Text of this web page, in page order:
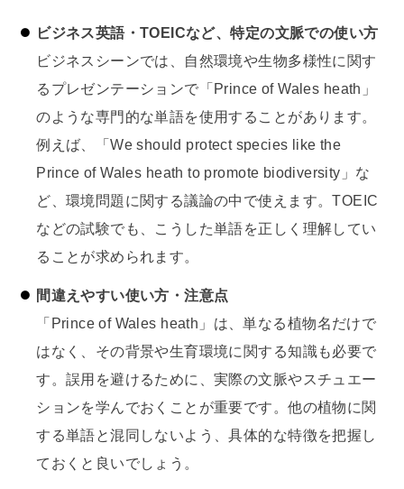
ビジネス英語・TOEICなど、特定の文脈での使い方
ビジネスシーンでは、自然環境や生物多様性に関す
るプレゼンテーションで「Prince of Wales heath」
のような専門的な単語を使用することがあります。
例えば、「We should protect species like the
Prince of Wales heath to promote biodiversity」な
ど、環境問題に関する議論の中で使えます。TOEIC
などの試験でも、こうした単語を正しく理解してい
ることが求められます。
間違えやすい使い方・注意点
「Prince of Wales heath」は、単なる植物名だけで
はなく、その背景や生育環境に関する知識も必要で
す。誤用を避けるために、実際の文脈やスチュエー
ションを学んでおくことが重要です。他の植物に関
する単語と混同しないよう、具体的な特徴を把握し
ておくと良いでしょう。